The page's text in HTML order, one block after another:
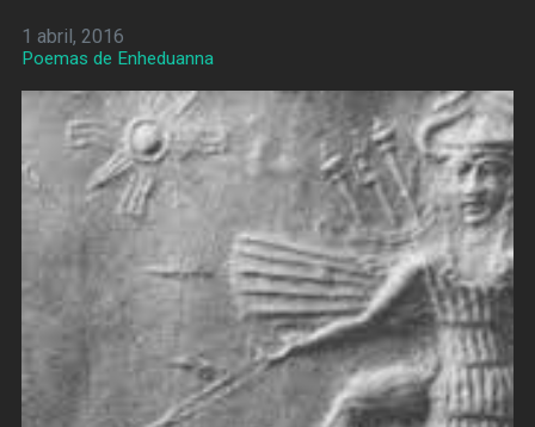
1 abril, 2016
Poemas de Enheduanna